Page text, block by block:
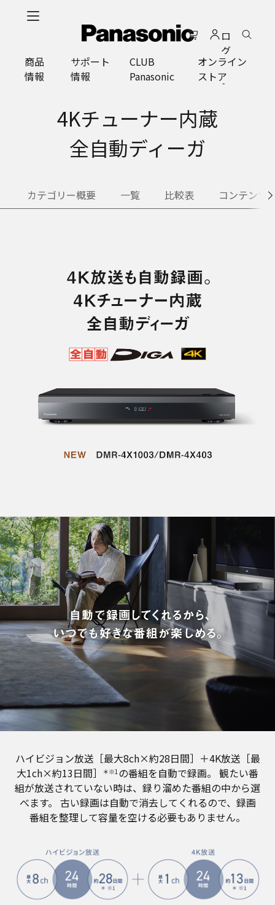
ロ
グ
イ
ン
商品
情報
サポート
情報
CLUB
Panasonic
オンライン
ストア
4Kチューナー内蔵
全自動ディーガ
カテゴリー概要 一覧 比較表 コンテンツ
ハイビジョン放送［最大8ch×約28日間］＋4K放送［最
大1ch×約13日間］
＊※1 の番組を自動で録画。 観たい番
組が放送されていない時は、録り溜めた番組の中から選
べます。 古い録画は自動で消去してくれるので、録画
番組を整理して容量を空ける必要もありません。